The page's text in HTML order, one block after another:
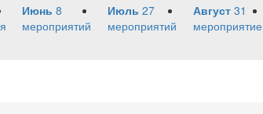
Июнь 8
мероприятий
Июль 27
мероприятий
Август 31
мероприятие